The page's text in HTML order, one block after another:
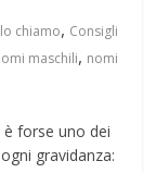
chiamo, Consigli
maschili, nomi
forse uno dei
gravidanza: